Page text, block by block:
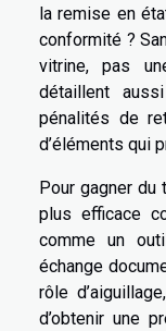
la remise en
conformité ?
vitrine, pas
détaillent
pénalités de
d’éléments qui
Pour gagner du
plus efficace
comme un
échange
rôle
d’obtenir une